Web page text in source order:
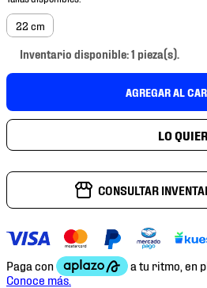
22 cm
Inventario disponible: 1 pieza(s).
AGREGAR AL
CONSULTAR
5.
jersey
6.
mochila
7.
chivas